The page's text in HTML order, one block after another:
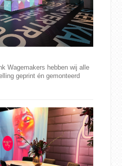
Wagemakers hebben wij alle
geprint én gemonteerd